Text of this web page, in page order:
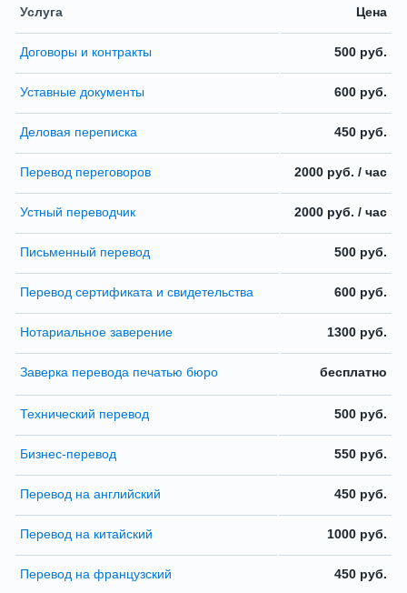
Услуга Цена
Договоры и контракты 500 руб.
Уставные документы 600 руб.
Деловая переписка 450 руб.
Перевод переговоров 2000 руб. / час
Устный переводчик 2000 руб. / час
Письменный перевод 500 руб.
Перевод сертификата и свидетельства 600 руб.
Нотариальное заверение 1300 руб.
Заверка перевода печатью бюро бесплатно
Технический перевод 500 руб.
Бизнес-перевод 550 руб.
Перевод на английский 450 руб.
Перевод на китайский 1000 руб.
Перевод на французский 450 руб.